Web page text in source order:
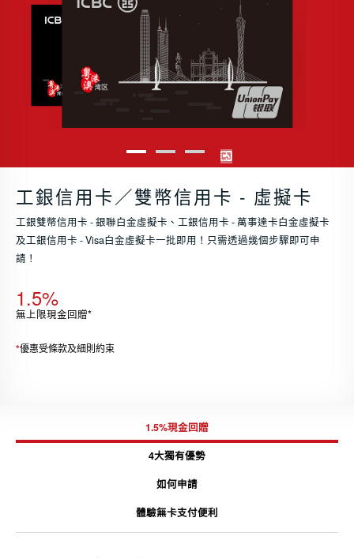
1 2 3
工銀信用卡／雙幣信用卡 - 虛擬卡
工銀雙幣信用卡 - 銀聯白金虛擬卡、工銀信用卡 - 萬事達卡白金虛擬卡
及工銀信用卡 - Visa白金虛擬卡一批即用！只需透過幾個步驟即可申
請！
1.5%
無上限現金回贈*
*優惠受條款及細則約束
1.5%現金回贈
4大獨有優勢
如何申請
體驗無卡支付便利